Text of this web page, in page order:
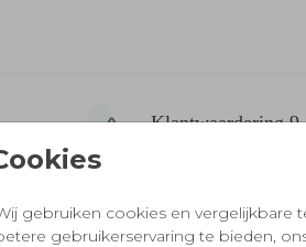
gebruiken cookies en vergelijkbare
gebruikerservaring te bieden,
Klantwaardering